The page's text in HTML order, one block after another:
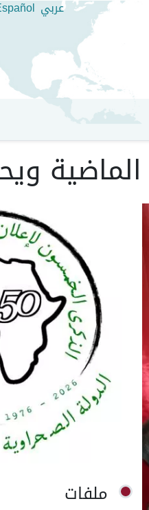
عربي
ملفات